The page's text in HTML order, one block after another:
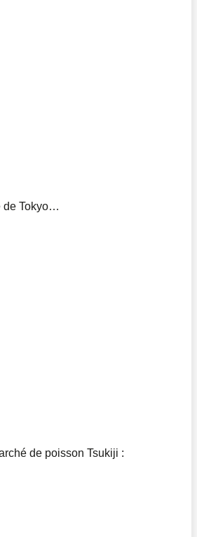
de Tokyo…
de poisson Tsukiji :